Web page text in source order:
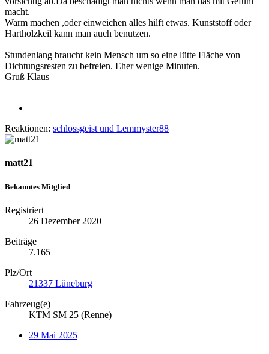
macht.
Warm machen ,oder einweichen alles hilft etwas. Kunststoff oder
Hartholzkeil kann man auch benutzen.
Stundenlang braucht kein Mensch um so eine lütte Fläche von
Dichtungsresten zu befreien. Eher wenige Minuten.
Gruß Klaus
Reaktionen: schlossgeist und Lemmyster88
matt21
Bekanntes Mitglied
Registriert
26 Dezember 2020
Beiträge
7.165
Plz/Ort
21337 Lüneburg
Fahrzeug(e)
KTM SM 25 (Renne)
29 Mai 2025